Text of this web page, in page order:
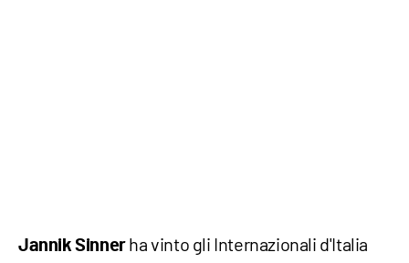
Jannik Sinnerha vinto gli Internazionali d'Italia